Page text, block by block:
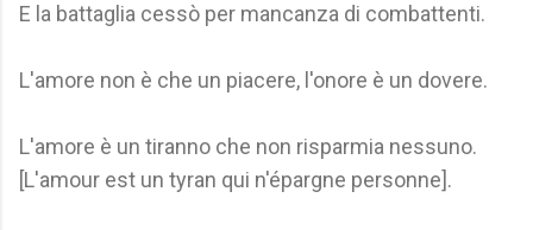
E la battaglia cessò per mancanza di combattenti.
L'amore non è che un piacere, l'onore è un dovere.
L'amore è un tiranno che non risparmia nessuno.
[L'amour est un tyran qui n'épargne personne].